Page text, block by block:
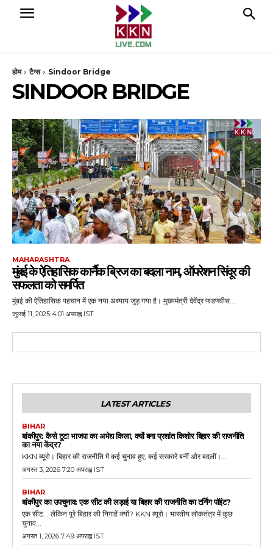
होम टैग्स Sindoor Bridge
SINDOOR BRIDGE
MAHARASHTRA
मुंबई के ऐतिहासिक कार्नैक ब्रिज का बदला नाम, ऑपरेशन सिंदूर की
सफलता को समर्पित
मुंबई की ऐतिहासिक पहचान में एक नया अध्याय जुड़ गया है। मुख्यमंत्री देवेंद्र फडणवीस...
जुलाई 11, 2025 4:01 अपराह्न IST
LATEST ARTICLES
BIHAR
बांकीपुर: कैसे टूटा भाजपा का अभेद्य किला, क्यों बना प्रशांत किशोर बिहार की राजनीति
का नया केंद्र?
KKN ब्यूरो। बिहार की राजनीति में कई चुनाव हुए, कई सरकारें बनीं और बदलीं।...
अगस्त 3, 2026 7:20 अपराह्न IST
BIHAR
बांकीपुर का उपचुनाव: एक सीट की लड़ाई या बिहार की राजनीति का टर्निंग पॉइंट?
एक सीट... लेकिन पूरे बिहार की निगाहें क्यों? KKN ब्यूरो। भारतीय लोकतंत्र में कुछ
चुनाव...
अगस्त 1, 2026 7:49 अपराह्न IST